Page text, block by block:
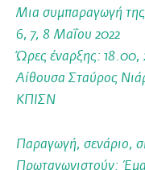
Μια συμπαραγωγή
6, 7, 8 Μαΐου 2022
Ώρες έναρξης: 18.00,
Αίθουσα Σταύρος
ΚΠΙΣΝ
Παραγωγή, σενάριο,
Πρωταγωνιστούν: